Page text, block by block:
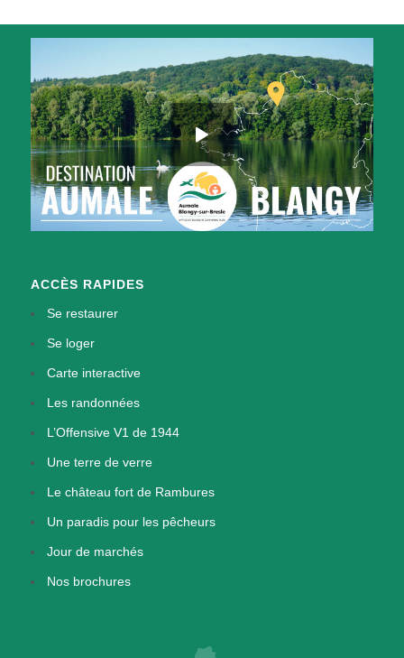
ACCÈS RAPIDES
Se restaurer
Se loger
Carte interactive
Les randonnées
L’Offensive V1 de 1944
Une terre de verre
Le château fort de Rambures
Un paradis pour les pêcheurs
Jour de marchés
Nos brochures